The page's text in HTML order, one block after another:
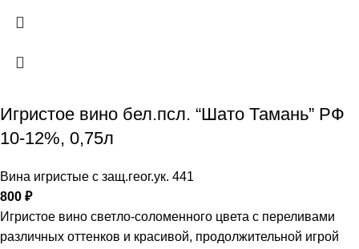
Игристое вино бел.псл. “Шато Тамань” РФ
10-12%, 0,75л
Вина игристые с защ.геог.ук. 441
800 ₽
Игристое вино светло-соломенного цвета с переливами
различных оттенков и красивой, продолжительной игрой